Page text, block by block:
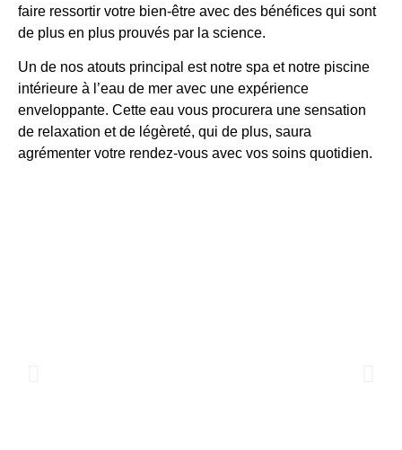
faire ressortir votre bien-être avec des bénéfices qui sont
de plus en plus prouvés par la science.
Un de nos atouts principal est notre spa et notre piscine
intérieure à l’eau de mer avec une expérience
enveloppante. Cette eau vous procurera une sensation
de relaxation et de légèreté, qui de plus, saura
agrémenter votre rendez-vous avec vos soins quotidien.